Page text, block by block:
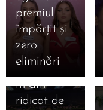
premiul
împărțit și
zero
eliminări
Primul ei
mesaj: „De
fiecare
dată când
am căzut,
m-am
ridicat de